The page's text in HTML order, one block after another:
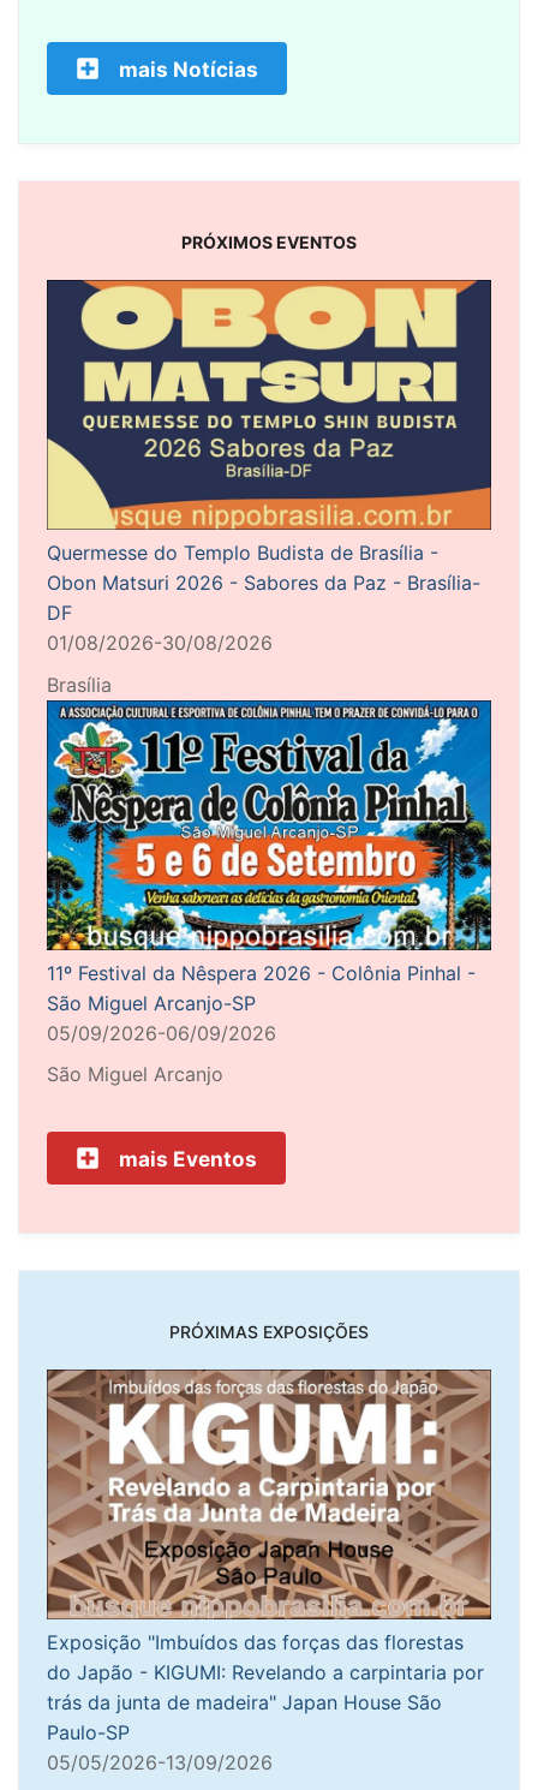
mais Notícias
PRÓXIMOS EVENTOS
Quermesse do Templo Budista de Brasília -
Obon Matsuri 2026 - Sabores da Paz - Brasília-
DF
01/08/2026-30/08/2026
Brasília
11º Festival da Nêspera 2026 - Colônia Pinhal -
São Miguel Arcanjo-SP
05/09/2026-06/09/2026
São Miguel Arcanjo
mais Eventos
PRÓXIMAS EXPOSIÇÕES
Exposição "Imbuídos das forças das florestas
do Japão - KIGUMI: Revelando a carpintaria por
trás da junta de madeira" Japan House São
Paulo-SP
05/05/2026-13/09/2026